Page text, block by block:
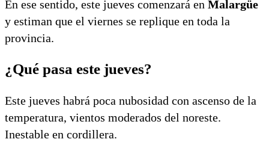
En ese sentido, este jueves comenzará en Malargüe
y estiman que el viernes se replique en toda la
provincia.
¿Qué pasa este jueves?
Este jueves habrá poca nubosidad con ascenso de la
temperatura, vientos moderados del noreste.
Inestable en cordillera.